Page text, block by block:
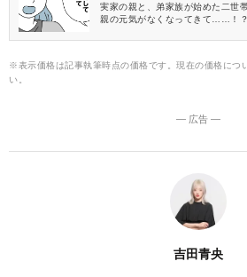
実家の親と、弟家族が始めた二世
親の元気がなくなってきて……！？
※表示価格は記事執筆時点の価格です。現在の価格につ
い。
― 広告 ―
吉田青央